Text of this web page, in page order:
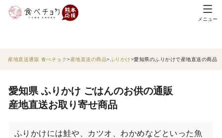
メニュー
産地直送通販 食べチョク 産地直送の商品 ふりかけ 愛知県のふりかけで産地直送の商品
愛知県 ふりかけ ごはんのお供の通販
産地直送お取り寄せ商品
ふりかけには鮭や、カツオ、わかめなどといった魚